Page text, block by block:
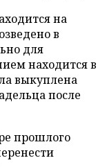
на
в
для
находится в
выкуплена
после
прошлого